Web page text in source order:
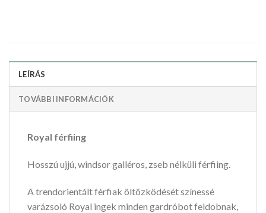
LEÍRÁS
TOVÁBBI INFORMÁCIÓK
Royal férfiing
Hosszú ujjú, windsor galléros, zseb nélküli férfiing.
A trendorientált férfiak öltözködését színessé
varázsoló Royal ingek minden gardróbot feldobnak,